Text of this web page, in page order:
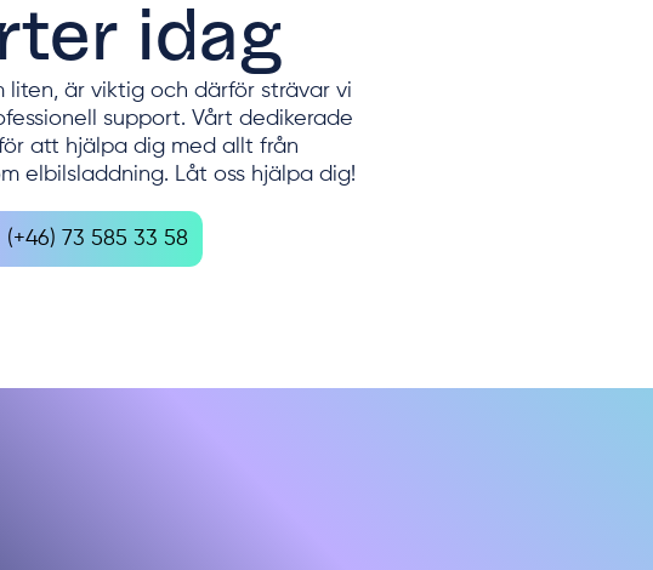
idag
är viktig och därför strävar vi
support. Vårt dedikerade
att hjälpa dig med allt från
elbilsladdning. Låt oss hjälpa dig!
(+46) 73 585 33 58